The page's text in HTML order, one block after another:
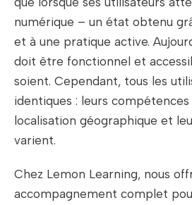
numérique – un état obtenu
et à une pratique active.
doit être fonctionnel et
soient. Cependant, tous les
identiques : leurs
localisation géographique et
varient.
Chez Lemon Learning, nous
accompagnement complet